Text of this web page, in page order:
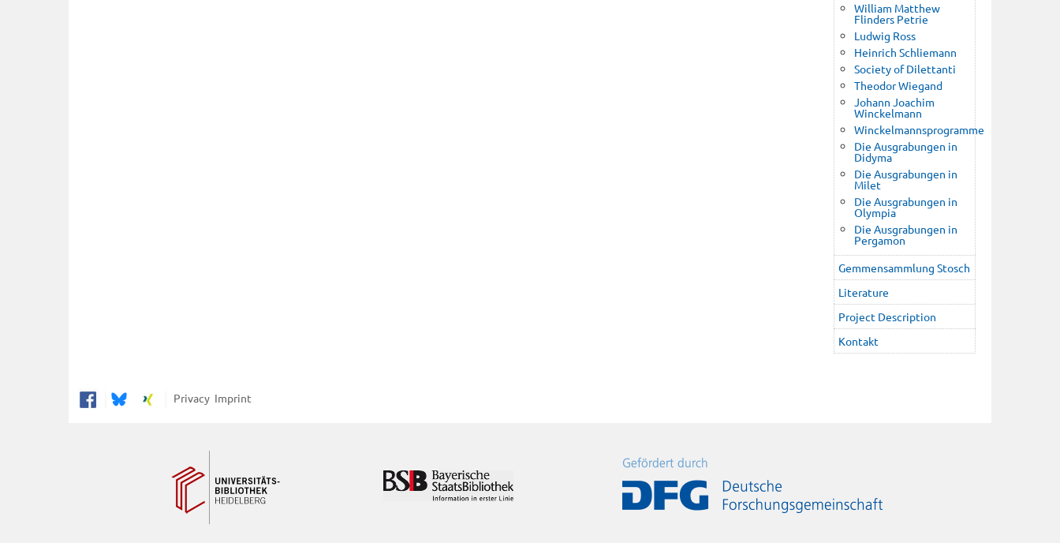
William Matthew
Flinders Petrie
Ludwig Ross
Heinrich Schliemann
Society of Dilettanti
Theodor Wiegand
Johann Joachim
Winckelmann
Winckelmannsprogramme
Die Ausgrabungen in
Didyma
Die Ausgrabungen in
Milet
Die Ausgrabungen in
Olympia
Die Ausgrabungen in
Pergamon
Gemmensammlung Stosch
Literature
Project Description
Kontakt
PrivacyImprint